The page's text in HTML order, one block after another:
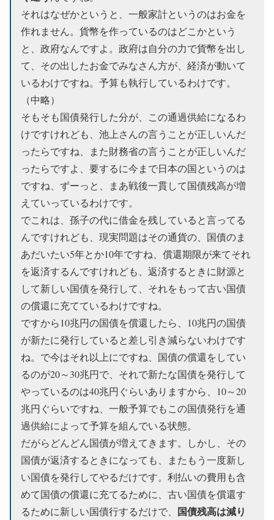
それはなぜかというと、一般家計というのはお金を
作れません。貨幣を作っているのはどこかという
と、政府なんですよ。政府は自分の力で貨幣を出し
て、その出したお金でみなさん方が、経済が動いて
いるわけですね。予算も執行しているわけです。
（中略）
そもそも国債発行した分が、この通過供給になるわ
けですけれども、池上さんの言うことが正しいんだ
ったらですね、また財務省の言うことが正しいんだ
ったらですよ、要するに今まで日本の国というのは
ですね、ずーっと、まあ戦後一貫して国債残高が増
えていっているわけです。
でこれは、孫子の代に借金を残していると言ってる
んですけれども、現実問題はその通貨の、国債のま
あだいたい5年とか10年ですね、償還期限が来てそれ
を返済するんですけれども、返済するときに財源と
して新しい国債を発行して、それをもって古い国債
の償還に充てているわけですね。
ですから10兆円の国債を償還したら、10兆円の国債
が新たに発行していると差し引き減らないわけです
ね。で今はそれ以上にですね、国債の償還をしてい
るのが20～30兆円で、それで新たな国債を発行して
やっているのは40兆円ぐらいありますから、10～20
兆円ぐらいですね、一般予算でもこの国債発行を通
過供給によって予算を組んでいる状態。
だがらどんどん国債が増えてきます。しかし、その
国債が返済するときになっても、またもう一度新し
い国債を発行してやるだけです。利払いの費用も含
めて国債の償還に充てるために、古い国債を償還す
るために新しい国債行するだけで、 国債残高は減り